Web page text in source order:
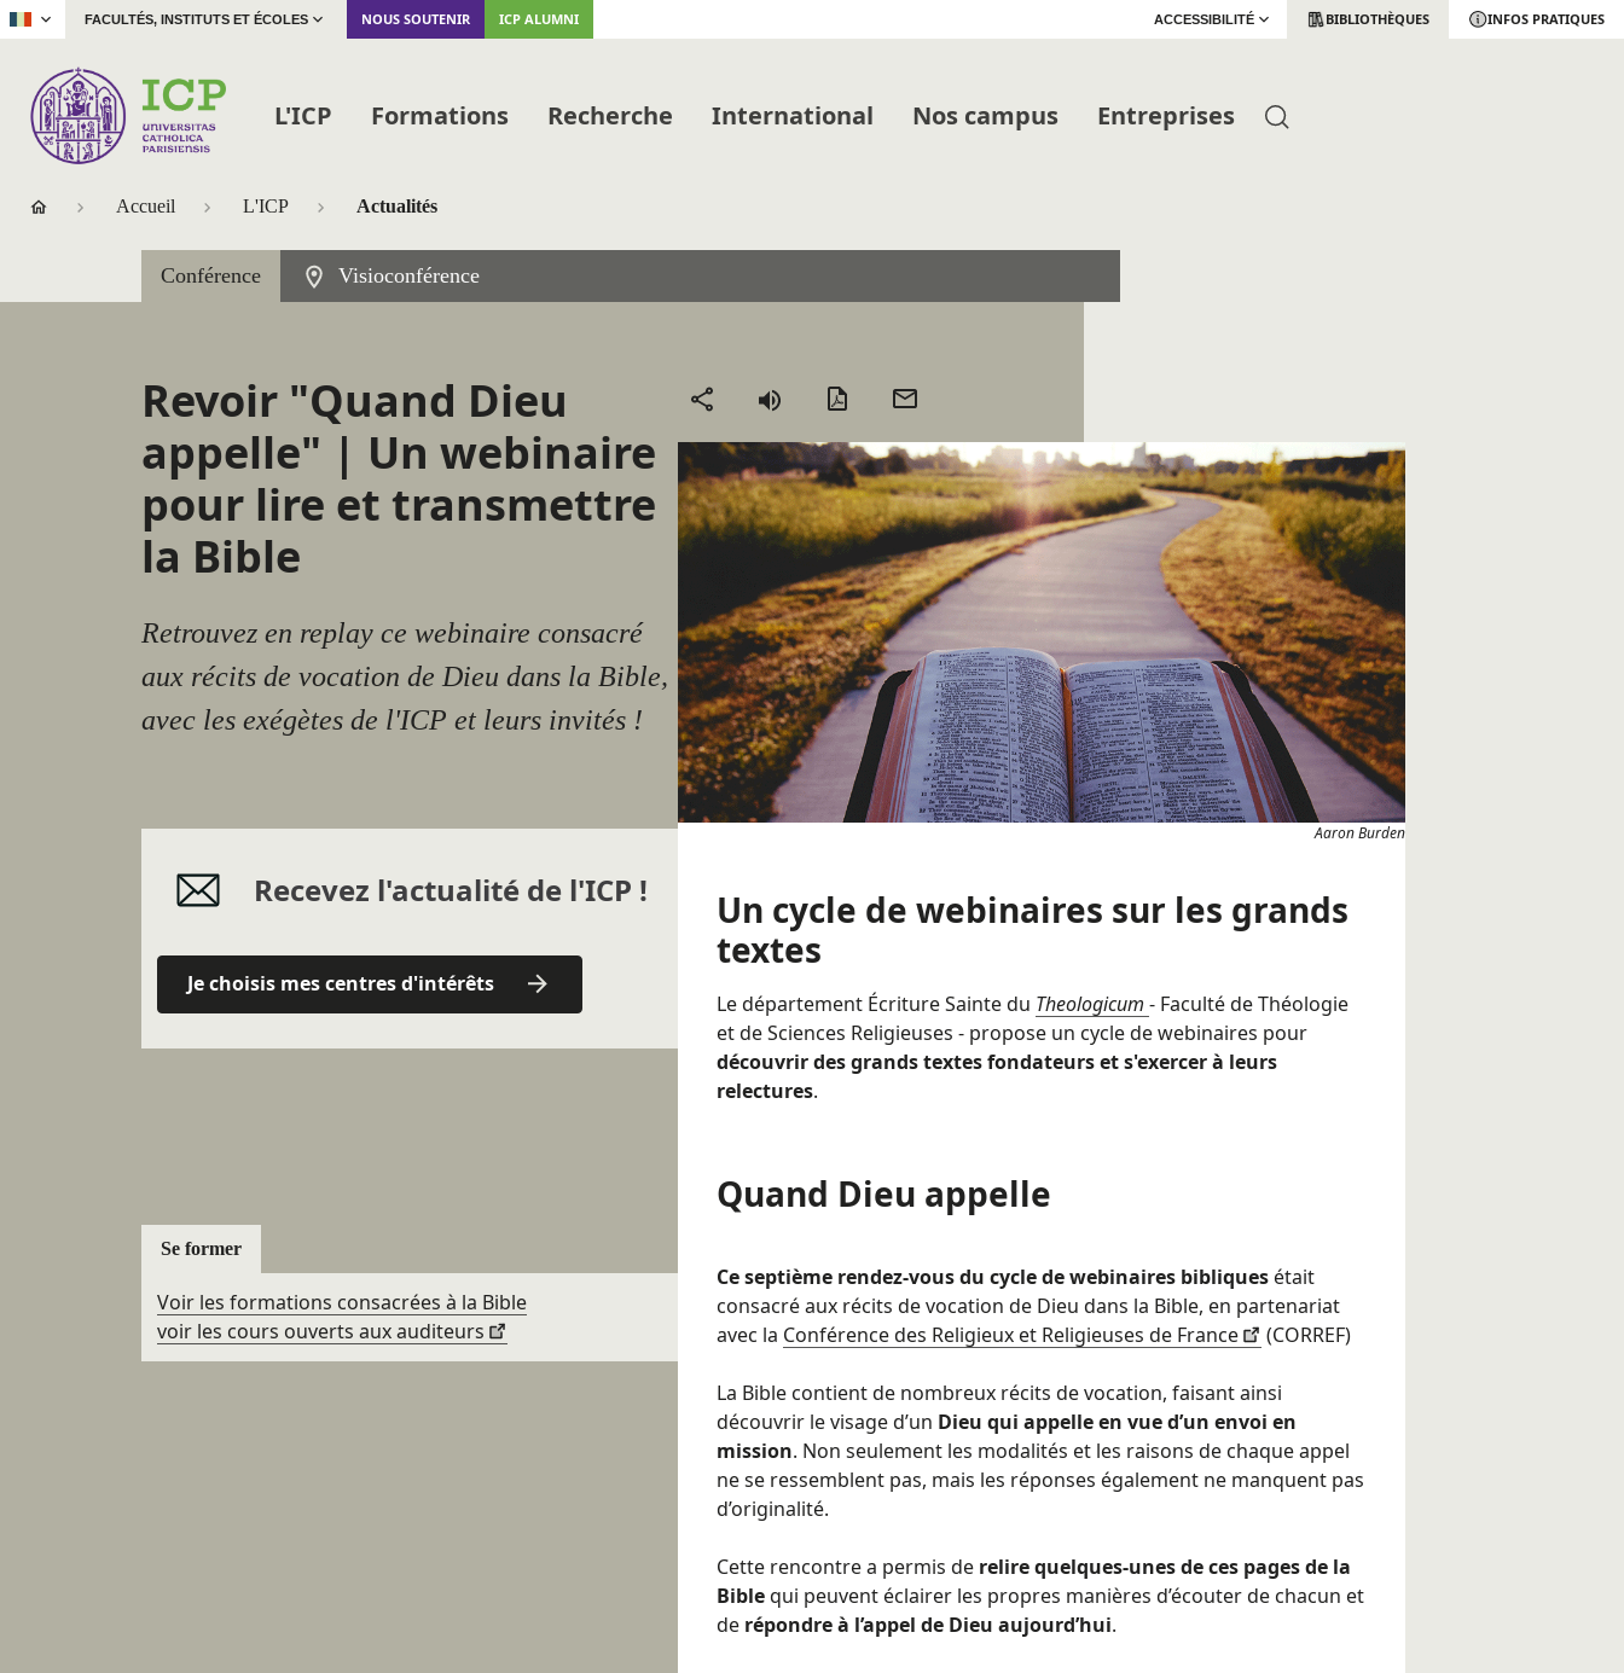
| FACULTÉS, INSTITUTS ET ÉCOLES NOUS SOUTENIR ICP ALUMNI ACCESSIBILITÉ BIBLIOTHÈQUES INFOS PRATIQUES
L'ICP Formations Recherche International Nos campus Entreprises
Accueil L'ICP Actualités
Conférence Visioconférence
Revoir "Quand Dieu
appelle" | Un webinaire
pour lire et transmettre
la Bible
Retrouvez en replay ce webinaire consacré
aux récits de vocation de Dieu dans la Bible,
avec les exégètes de l'ICP et leurs invités !
Recevez l'actualité de l'ICP !
Je choisis mes centres d'intérêts
Se former
Voir les formations consacrées à la Bible
voir les cours ouverts aux auditeurs
Partager
Version
mail
Aaron Burden
Un cycle de webinaires sur les grands
textes
Le département Écriture Sainte du Theologicum - Faculté de Théologie
et de Sciences Religieuses - propose un cycle de webinaires pour
découvrir des grands textes fondateurs et s'exercer à leurs
relectures.
Quand Dieu appelle
Ce septième rendez-vous du cycle de webinaires bibliques était
consacré aux récits de vocation de Dieu dans la Bible, en partenariat
avec la Conférence des Religieux et Religieuses de France (CORREF)
La Bible contient de nombreux récits de vocation, faisant ainsi
découvrir le visage d’un Dieu qui appelle en vue d’un envoi en
mission. Non seulement les modalités et les raisons de chaque appel
ne se ressemblent pas, mais les réponses également ne manquent pas
d’originalité.
Cette rencontre a permis de relire quelques-unes de ces pages de la
Biblequi peuvent éclairer les propres manières d’écouter de chacun et
de répondre à l’appel de Dieu aujourd’hui.